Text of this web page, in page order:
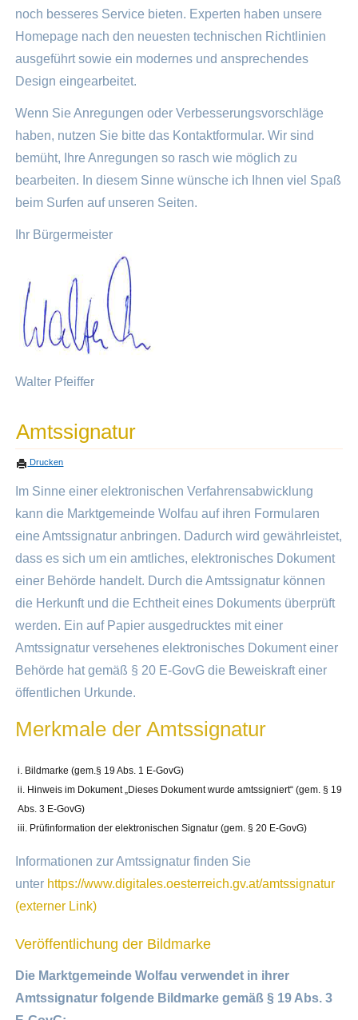
noch besseres Service bieten. Experten haben unsere
Homepage nach den neuesten technischen Richtlinien
ausgeführt sowie ein modernes und ansprechendes
Design eingearbeitet.
Wenn Sie Anregungen oder Verbesserungsvorschläge
haben, nutzen Sie bitte das Kontaktformular. Wir sind
bemüht, Ihre Anregungen so rasch wie möglich zu
bearbeiten. In diesem Sinne wünsche ich Ihnen viel Spaß
beim Surfen auf unseren Seiten.
Ihr Bürgermeister
Walter Pfeiffer
Amtssignatur
Drucken
Im Sinne einer elektronischen Verfahrensabwicklung
kann die Marktgemeinde Wolfau auf ihren Formularen
eine Amtssignatur anbringen. Dadurch wird gewährleistet,
dass es sich um ein amtliches, elektronisches Dokument
einer Behörde handelt. Durch die Amtssignatur können
die Herkunft und die Echtheit eines Dokuments überprüft
werden. Ein auf Papier ausgedrucktes mit einer
Amtssignatur versehenes elektronisches Dokument einer
Behörde hat gemäß § 20 E-GovG die Beweiskraft einer
öffentlichen Urkunde.
Merkmale der Amtssignatur
Bildmarke (gem.§ 19 Abs. 1 E-GovG)
Hinweis im Dokument „Dieses Dokument wurde amtssigniert“ (gem. § 19
Abs. 3 E-GovG)
Prüfinformation der elektronischen Signatur (gem. § 20 E-GovG)
Informationen zur Amtssignatur finden Sie
unter https://www.digitales.oesterreich.gv.at/amtssignatur
(externer Link)
Veröffentlichung der Bildmarke
Die Marktgemeinde Wolfau verwendet in ihrer
Amtssignatur folgende Bildmarke gemäß § 19 Abs. 3